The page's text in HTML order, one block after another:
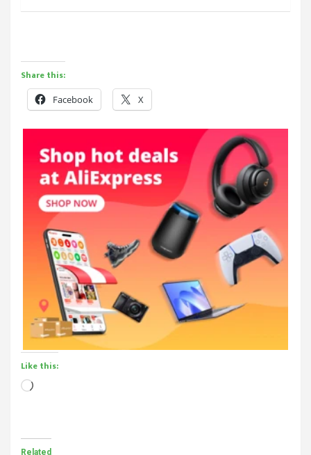
Share this:
Facebook X
Like this:
Loading…
Related